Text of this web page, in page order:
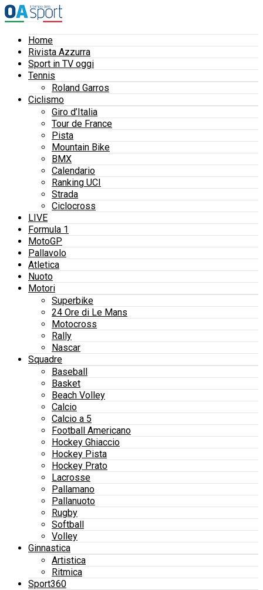
Home
Rivista Azzurra
Sport in TV oggi
Tennis
Roland Garros
Ciclismo
Giro d’Italia
Tour de France
Pista
Mountain Bike
BMX
Calendario
Ranking UCI
Strada
Ciclocross
LIVE
Formula 1
MotoGP
Pallavolo
Atletica
Nuoto
Motori
Superbike
24 Ore di Le Mans
Motocross
Rally
Nascar
Squadre
Baseball
Basket
Beach Volley
Calcio
Calcio a 5
Football Americano
Hockey Ghiaccio
Hockey Pista
Hockey Prato
Lacrosse
Pallamano
Pallanuoto
Rugby
Softball
Volley
Ginnastica
Artistica
Ritmica
Sport360